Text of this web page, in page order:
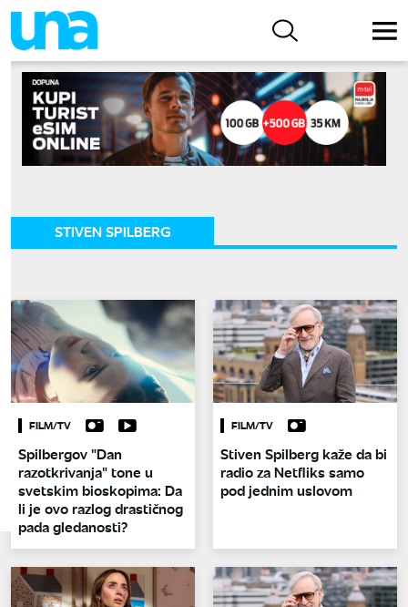
STIVEN SPILBERG
FILM/TV
Spilbergov "Dan
razotkrivanja" tone u
svetskim bioskopima: Da
li je ovo razlog drastičnog
pada gledanosti?
FILM/TV
Stiven Spilberg kaže da bi
radio za Netfliks samo
pod jednim uslovom